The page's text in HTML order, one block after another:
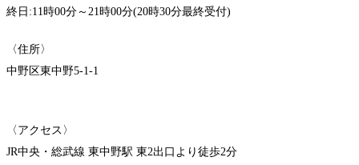
終日:11時00分～21時00分(20時30分最終受付)
〈住所〉
中野区東中野5-1-1
〈アクセス〉
JR中央・総武線 東中野駅 東2出口より徒歩2分